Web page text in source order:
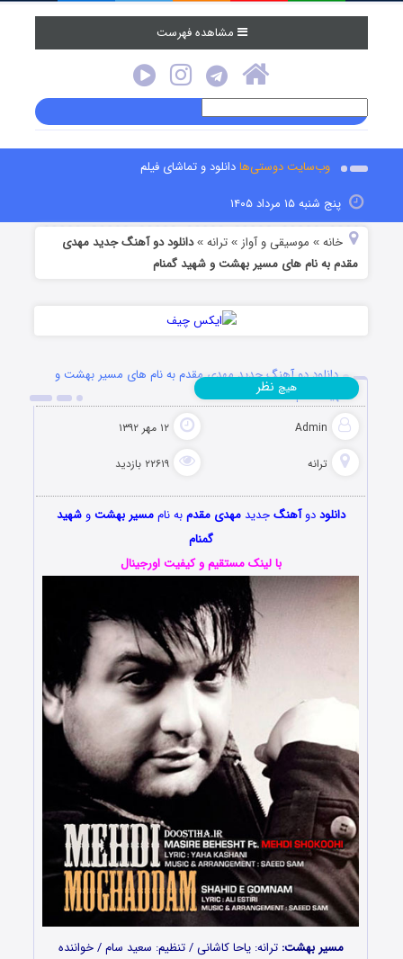
مشاهده فهرست
وب‌سایت دوستی‌هادانلود و تماشای فیلم
پنج شنبه ۱۵ مرداد ۱۴۰۵
خانه » موسیقی و آواز »ترانه »دانلود دو آهنگ جدید مهدی
مقدم به نام های مسیر بهشت و شهید گمنام
دانلود دو آهنگ جدید مهدی مقدم به نام های مسیر بهشت و
شهید گمنام
Admin ۱۲ مهر ۱۳۹۲
ترانه ۲۲۶۱۹ بازدید
هیچ نظر
دانلوددوآهنگجدیدمهدی مقدمبه ناممسیر بهشتوشهید
گمنام
با لینک مستقیم و کیفیت اورجینال
مسیر بهشت: ترانه: یاحا کاشانی / تنظیم: سعید سام / خواننده